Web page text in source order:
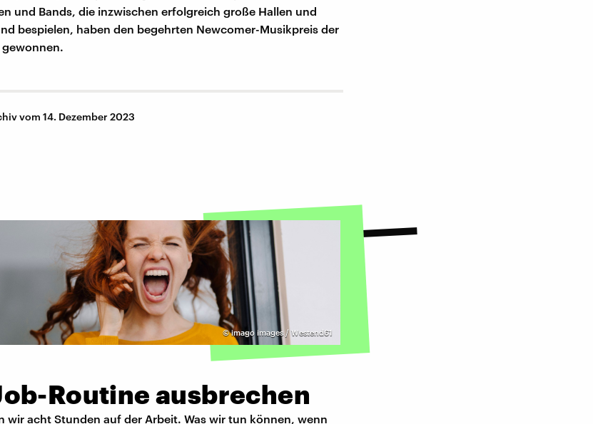
und Bands, die inzwischen erfolgreich große Hallen und
bespielen, haben den begehrten Newcomer-Musikpreis der
gewonnen.
vom 14. Dezember 2023
©imago images / Westend61
Routine ausbrechen
wir acht Stunden auf der Arbeit. Was wir tun können, wenn